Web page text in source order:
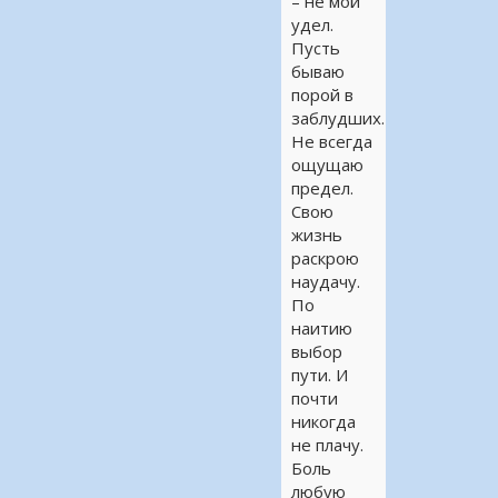
удел.
Пусть
бываю
порой в
заблудших.
Не всегда
ощущаю
предел.
Свою
жизнь
раскрою
наудачу.
По
наитию
выбор
пути. И
почти
никогда
не плачу.
Боль
любую